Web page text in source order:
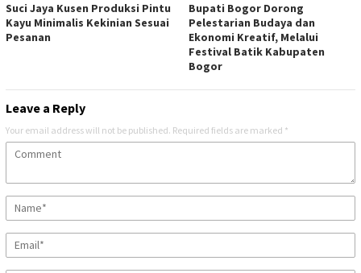
Suci Jaya Kusen Produksi Pintu
Kayu Minimalis Kekinian Sesuai
Pesanan
Bupati Bogor Dorong
Pelestarian Budaya dan
Ekonomi Kreatif, Melalui
Festival Batik Kabupaten
Bogor
Leave a Reply
Your email address will not be published. Required fields are marked *